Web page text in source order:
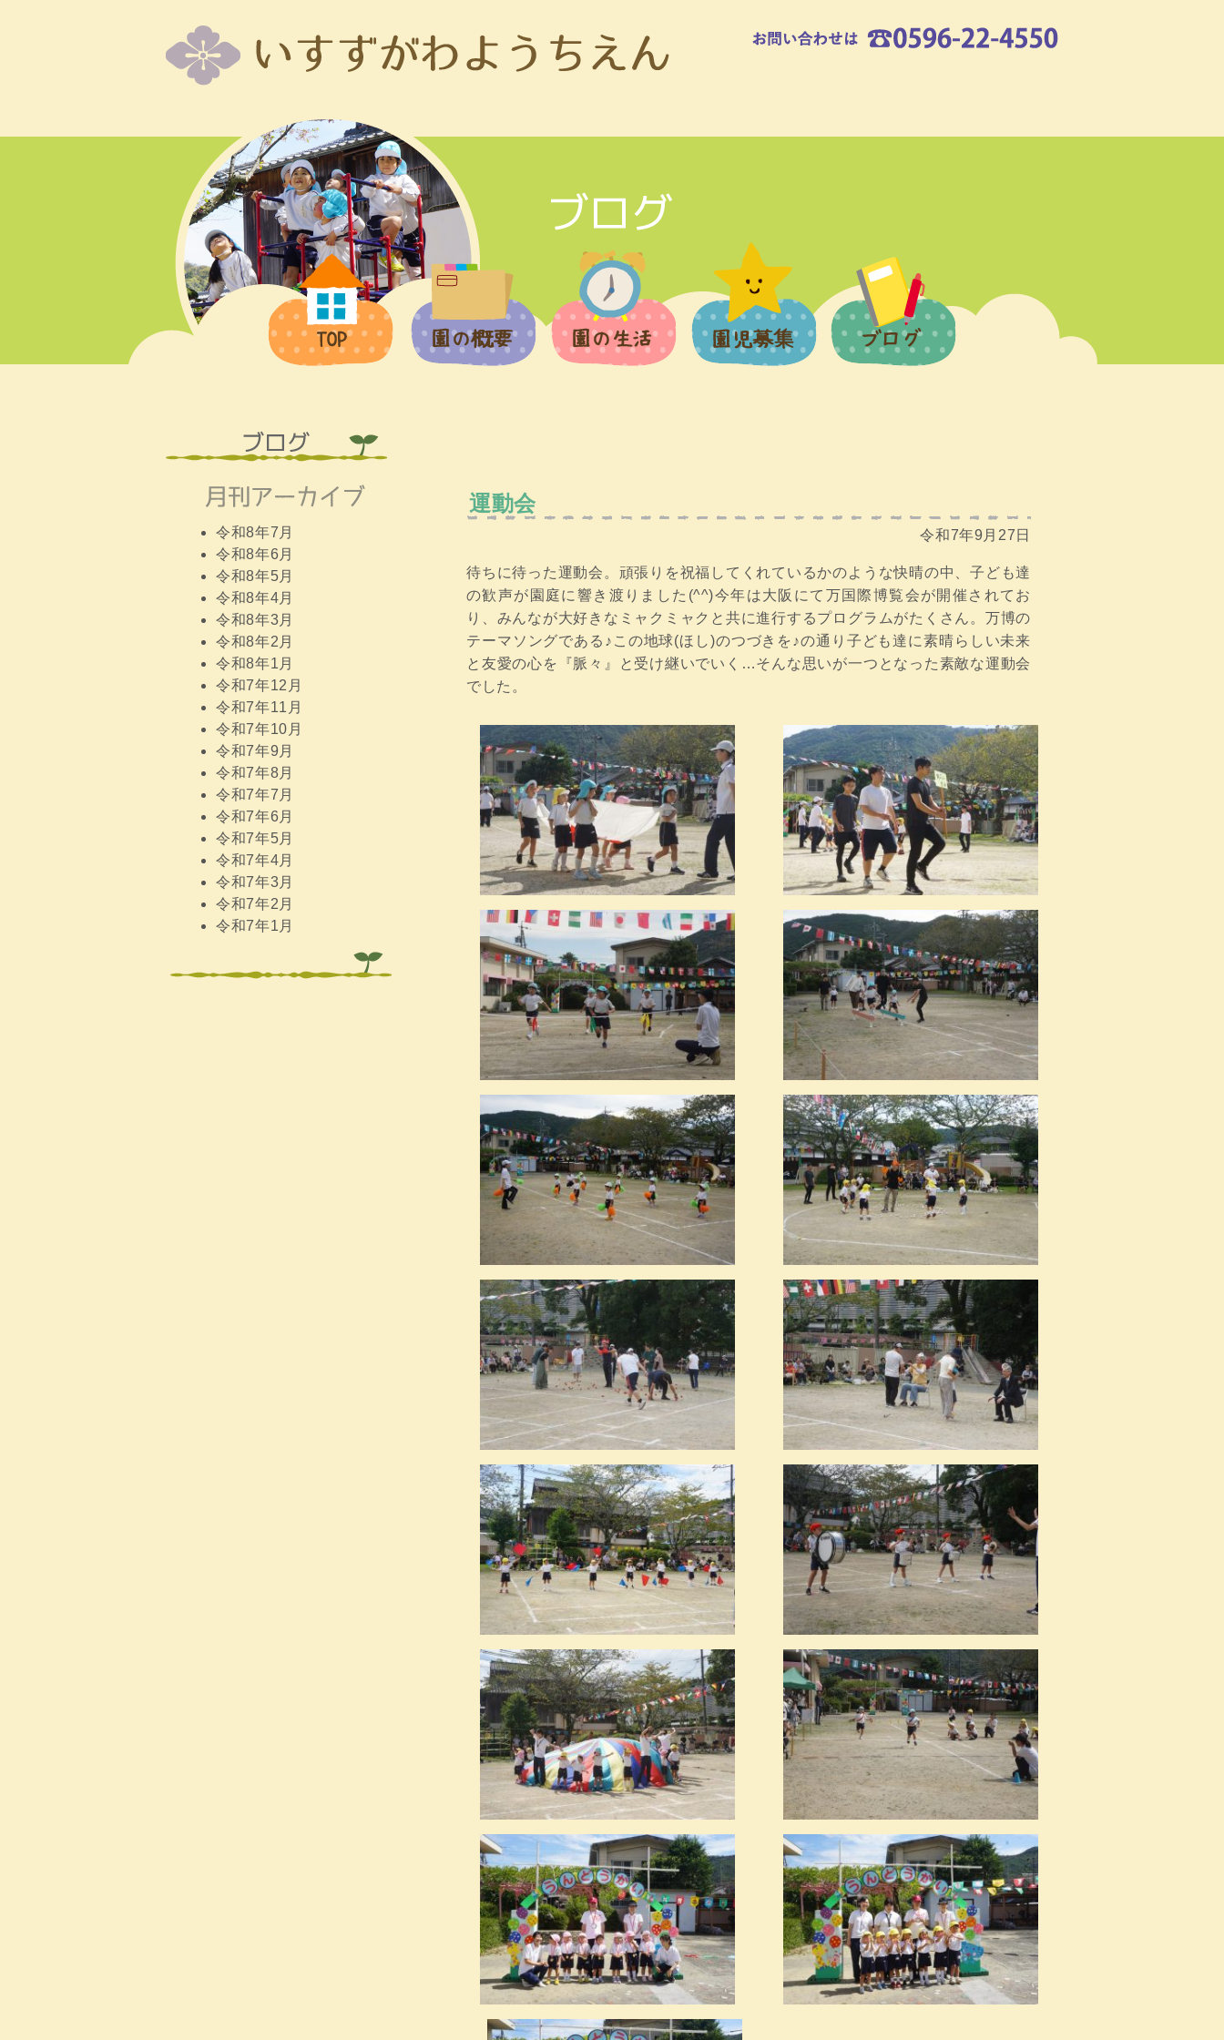
令和8年7月
令和8年6月
令和8年5月
令和8年4月
令和8年3月
令和8年2月
令和8年1月
令和7年12月
令和7年11月
令和7年10月
令和7年9月
令和7年8月
令和7年7月
令和7年6月
令和7年5月
令和7年4月
令和7年3月
令和7年2月
令和7年1月
運動会
令和7年9月27日
待ちに待った運動会。頑張りを祝福してくれているかのような快晴の中、子ども達
の歓声が園庭に響き渡りました(^^)今年は大阪にて万国際博覧会が開催されてお
り、みんなが大好きなミャクミャクと共に進行するプログラムがたくさん。万博の
テーマソングである♪この地球(ほし)のつづきを♪の通り子ども達に素晴らしい未来
と友愛の心を『脈々』と受け継いでいく…そんな思いが一つとなった素敵な運動会
でした。